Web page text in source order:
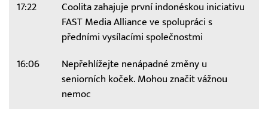
17:22
Coolita zahajuje první indonéskou iniciativu
FAST Media Alliance ve spolupráci s
předními vysílacími společnostmi
16:06
Nepřehlížejte nenápadné změny u
seniorních koček. Mohou značit vážnou
nemoc